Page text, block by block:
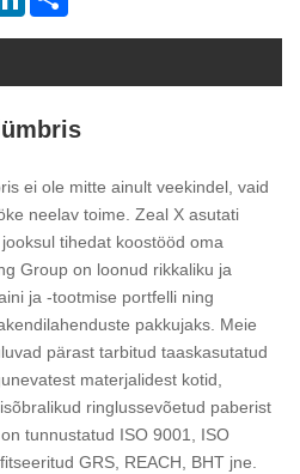
ei ole mitte ainult veekindel, vaid
neelav toime. Zeal X asutati
tihedat koostööd oma
Group on loonud rikkaliku ja
ja -tootmise portfelli ning
pakkujaks. Meie
pärast tarbitud taaskasutatud
materjalidest kotid,
ringlussevõetud paberist
tunnustatud ISO 9001, ISO
GRS, REACH, BHT jne.